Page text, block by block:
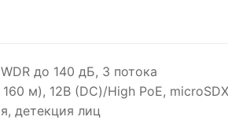
до 140 дБ, 3 потока
м), 12В (DC)/High PoE,
детекция лиц